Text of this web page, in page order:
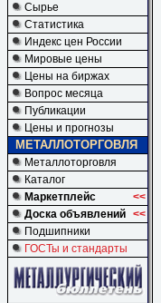
Сырье
Статистика
Индекс цен России
Мировые цены
Цены на биржах
Вопрос месяца
Публикации
Цены и прогнозы
МЕТАЛЛОТОРГОВЛЯ
Металлоторговля
Каталог
Маркетплейс
<<
Доска объявлений <<
Подшипники
ГОСТы и стандарты